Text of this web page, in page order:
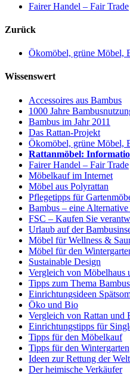
Fairer Handel – Fair Trade
Zurück
Ökomöbel, grüne Möbel,
Wissenswert
Accessoires aus Bambus
1000 Jahre
Bambus im Jahr 2011
Das Rattan-Projekt
Ökomöbel, grüne Möbel,
Rattanmöbel:
Fairer Handel – Fair Trade
Möbelkauf im Internet
Möbel aus Polyrattan
Pflegetipps für
Bambus – eine Alternative
FSC – Kaufen Sie
Urlaub auf der
Möbel für Wellness &
Möbel für den
Sustainable Design
Vergleich von Möbelhaus
Tipps zum Thema
Einrichtungsideen
Öko und Bio
Vergleich von Rattan und
Einrichtungstipps für
Tipps für den Möbelkauf
Tipps für den Wintergarten
Ideen zur Rettung der Welt
Der heimische Verkäufer